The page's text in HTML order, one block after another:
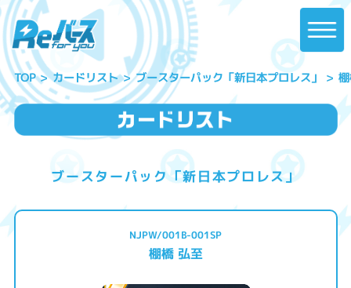
TOP カードリスト ブースターパック「新日本プロレス」
ブースターパック「新日本プロレス」
NJPW/001B-001SP
棚橋 弘至